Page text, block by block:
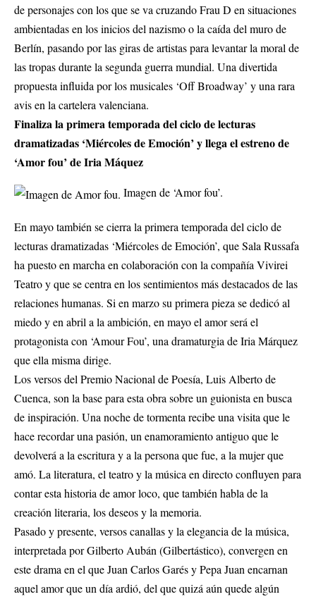
de personajes con los que se va cruzando Frau D en situaciones
ambientadas en los inicios del nazismo o la caída del muro de
Berlín, pasando por las giras de artistas para levantar la moral de
las tropas durante la segunda guerra mundial. Una divertida
propuesta influida por los musicales ‘Off Broadway’ y una rara
avis en la cartelera valenciana.
Finaliza la primera temporada del ciclo de lecturas
dramatizadas ‘Miércoles de Emoción’ y llega el estreno de
‘Amor fou’ de Iria Máquez
Imagen de ‘Amor fou’.
En mayo también se cierra la primera temporada del ciclo de
lecturas dramatizadas ‘Miércoles de Emoción’, que Sala Russafa
ha puesto en marcha en colaboración con la compañía Vivirei
Teatro y que se centra en los sentimientos más destacados de las
relaciones humanas. Si en marzo su primera pieza se dedicó al
miedo y en abril a la ambición, en mayo el amor será el
protagonista con ‘Amour Fou’, una dramaturgia de Iria Márquez
que ella misma dirige.
Los versos del Premio Nacional de Poesía, Luis Alberto de
Cuenca, son la base para esta obra sobre un guionista en busca
de inspiración. Una noche de tormenta recibe una visita que le
hace recordar una pasión, un enamoramiento antiguo que le
devolverá a la escritura y a la persona que fue, a la mujer que
amó. La literatura, el teatro y la música en directo confluyen para
contar esta historia de amor loco, que también habla de la
creación literaria, los deseos y la memoria.
Pasado y presente, versos canallas y la elegancia de la música,
interpretada por Gilberto Aubán (Gilbertástico), convergen en
este drama en el que Juan Carlos Garés y Pepa Juan encarnan
aquel amor que un día ardió, del que quizá aún quede algún